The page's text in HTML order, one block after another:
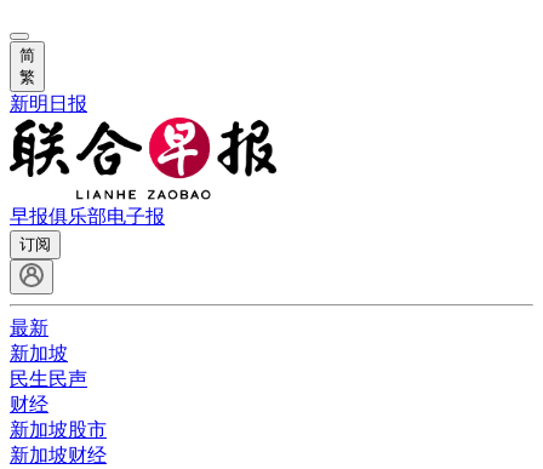
简
繁
新明日报
早报俱乐部电子报
订阅
最新
新加坡
民生民声
财经
新加坡股市
新加坡财经